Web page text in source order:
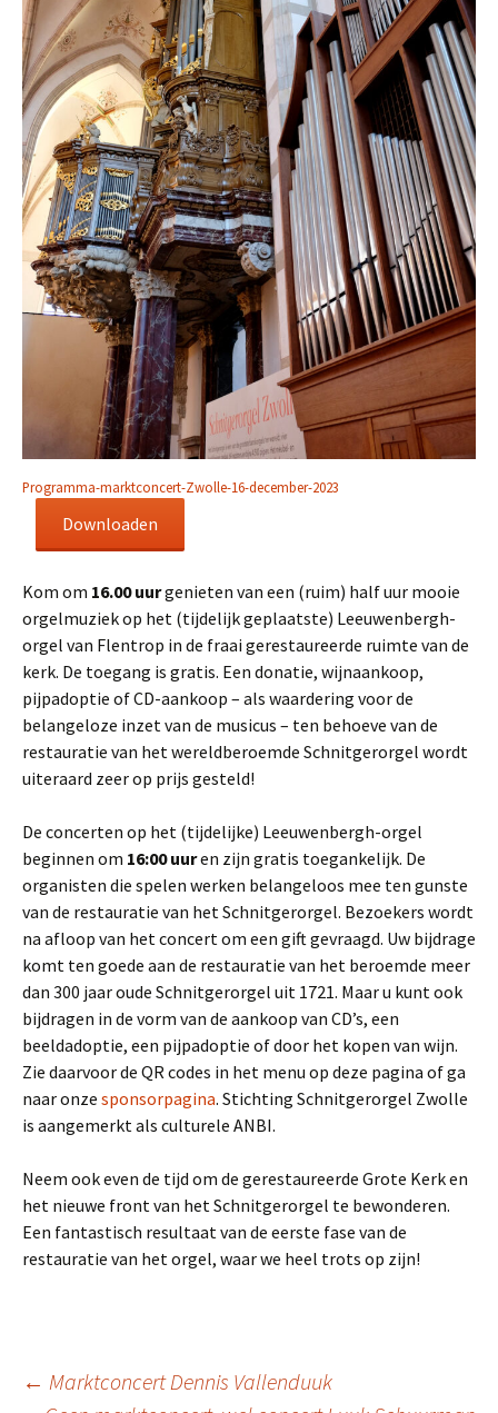
Programma-marktconcert-Zwolle-16-december-2023
Downloaden
Kom om 16.00 uurgenieten van een (ruim) half uur mooie
orgelmuziek op het (tijdelijk geplaatste) Leeuwenbergh-
orgel van Flentrop in de fraai gerestaureerde ruimte van de
kerk. De toegang is gratis. Een donatie, wijnaankoop,
pijpadoptie of CD-aankoop – als waardering voor de
belangeloze inzet van de musicus – ten behoeve van de
restauratie van het wereldberoemde Schnitgerorgel wordt
uiteraard zeer op prijs gesteld!
De concerten op het (tijdelijke) Leeuwenbergh-orgel
beginnen om 16:00 uuren zijn gratis toegankelijk. De
organisten die spelen werken belangeloos mee ten gunste
van de restauratie van het Schnitgerorgel. Bezoekers wordt
na afloop van het concert om een gift gevraagd. Uw bijdrage
komt ten goede aan de restauratie van het beroemde meer
dan 300 jaar oude Schnitgerorgel uit 1721. Maar u kunt ook
bijdragen in de vorm van de aankoop van CD’s, een
beeldadoptie, een pijpadoptie of door het kopen van wijn.
Zie daarvoor de QR codes in het menu op deze pagina of ga
naar onze sponsorpagina. Stichting Schnitgerorgel Zwolle
is aangemerkt als culturele ANBI.
Neem ook even de tijd om de gerestaureerde Grote Kerk en
het nieuwe front van het Schnitgerorgel te bewonderen.
Een fantastisch resultaat van de eerste fase van de
restauratie van het orgel, waar we heel trots op zijn!
Berichtnavigatie
← Marktconcert Dennis Vallenduuk